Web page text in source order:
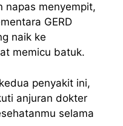
napas menyempit,
GERD
naik ke
memicu batuk.
penyakit ini,
anjuran dokter
selama